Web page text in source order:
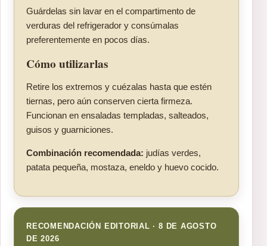
Guárdelas sin lavar en el compartimento de
verduras del refrigerador y consúmalas
preferentemente en pocos días.
Cómo utilizarlas
Retire los extremos y cuézalas hasta que estén
tiernas, pero aún conserven cierta firmeza.
Funcionan en ensaladas templadas, salteados,
guisos y guarniciones.
Combinación recomendada: judías verdes,
patata pequeña, mostaza, eneldo y huevo cocido.
RECOMENDACIÓN EDITORIAL · 8 DE AGOSTO
DE 2026